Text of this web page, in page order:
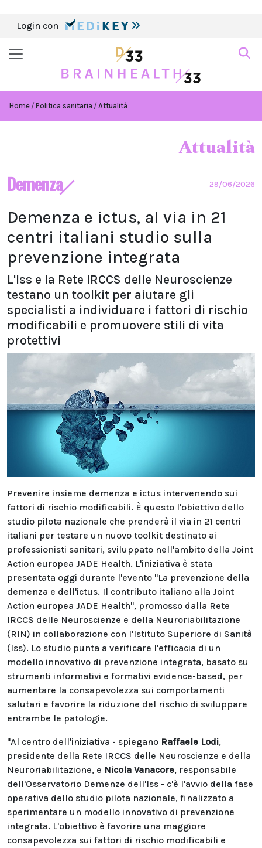
Login con
Home Politica sanitaria Attualità
Attualità
Demenza 29/06/2026
Demenza e ictus, al via in 21
centri italiani studio sulla
prevenzione integrata
L'Iss e la Rete IRCCS delle Neuroscienze
testano un toolkit per aiutare gli
specialisti a individuare i fattori di rischio
modificabili e promuovere stili di vita
protettivi
Prevenire insieme demenza e ictus intervenendo sui
fattori di rischio modificabili. È questo l'obiettivo dello
studio pilota nazionale che prenderà il via in 21 centri
italiani per testare un nuovo toolkit destinato ai
professionisti sanitari, sviluppato nell'ambito della Joint
Action europea JADE Health. L'iniziativa è stata
presentata oggi durante l'evento "La prevenzione della
demenza e dell'ictus. Il contributo italiano alla Joint
Action europea JADE Health", promosso dalla Rete
IRCCS delle Neuroscienze e della Neuroriabilitazione
(RIN) in collaborazione con l'Istituto Superiore di Sanità
(Iss). Lo studio punta a verificare l'efficacia di un
modello innovativo di prevenzione integrata, basato su
strumenti informativi e formativi evidence-based, per
aumentare la consapevolezza sui comportamenti
salutari e favorire la riduzione del rischio di sviluppare
entrambe le patologie.
"Al centro dell'iniziativa - spiegano Raffaele Lodi,
presidente della Rete IRCCS delle Neuroscienze e della
Neuroriabilitazione, e Nicola Vanacore, responsabile
dell'Osservatorio Demenze dell'Iss - c'è l'avvio della fase
operativa dello studio pilota nazionale, finalizzato a
sperimentare un modello innovativo di prevenzione
integrata. L'obiettivo è favorire una maggiore
consapevolezza sui fattori di rischio modificabili e